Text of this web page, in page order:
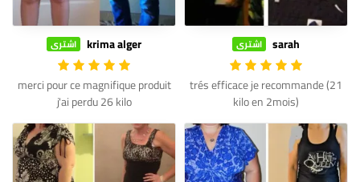
sarah اشترى
trés efficace je recommande (21
kilo en 2mois)
krima alger اشترى
merci pour ce magnifique produit
j'ai perdu 26 kilo